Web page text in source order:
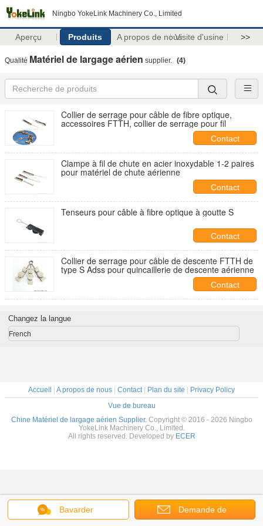
Ningbo YokeLink Machinery Co., Limited
Aperçu Produits A propos de nousVisite d'usine >>
Qualité Matériel de largage aérien supplier. (4)
Collier de serrage pour câble de fibre optique,
accessoires FTTH, collier de serrage pour fil
Contact
Clampe à fil de chute en acier inoxydable 1-2 paires
pour matériel de chute aérienne
Contact
Tenseurs pour câble à fibre optique à goutte S
Contact
Collier de serrage pour câble de descente FTTH de
type S Adss pour quincaillerie de descente aérienne
Contact
Bavarder Demande de
Changez la langue
French
Accueil A propos de nous Contact| Plan du site
Privacy Policy
Vue de bureau
Chine Matériel de largage aérien Supplier. Copyright © 2016 - 2026 Ningbo
YokeLink Machinery Co., Limited.
All rights reserved. Developed by ECER